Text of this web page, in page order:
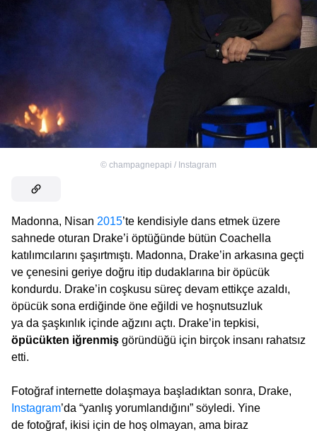
© champagnepapi / Instagram
Madonna, Nisan 2015’te kendisiyle dans etmek üzere
sahnede oturan Drake’i öptüğünde bütün Coachella
katılımcılarını şaşırtmıştı. Madonna, Drake’in arkasına geçti
ve çenesini geriye doğru itip dudaklarına bir öpücük
kondurdu. Drake’in coşkusu süreç devam ettikçe azaldı,
öpücük sona erdiğinde öne eğildi ve hoşnutsuzluk
ya da şaşkınlık içinde ağzını açtı. Drake’in tepkisi,
öpücükten iğrenmiş göründüğü için birçok insanı rahatsız
etti.
Fotoğraf internette dolaşmaya başladıktan sonra, Drake,
Instagram’da “yanlış yorumlandığını” söyledi. Yine
de fotoğraf, ikisi için de hoş olmayan, ama biraz